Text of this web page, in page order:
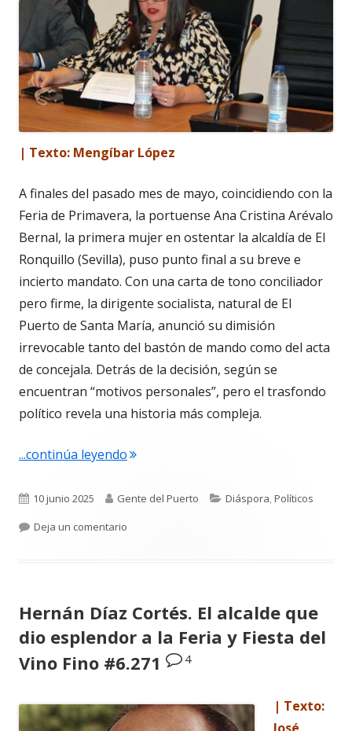
| Texto: Mengíbar López
A finales del pasado mes de mayo, coincidiendo con la
Feria de Primavera, la portuense Ana Cristina Arévalo
Bernal, la primera mujer en ostentar la alcaldía de El
Ronquillo (Sevilla), puso punto final a su breve e
incierto mandato. Con una carta de tono conciliador
pero firme, la dirigente socialista, natural de El
Puerto de Santa María, anunció su dimisión
irrevocable tanto del bastón de mando como del acta
de concejala. Detrás de la decisión, según se
encuentran “motivos personales”, pero el trasfondo
político revela una historia más compleja.
...continúa leyendo"La portuense Ana Cristina Arévalo
Publicado
el
10 junio 2025 Autor
Gente del Puerto Categorías
Diáspora,Políticos
Deja un comentario
Hernán Díaz Cortés. El alcalde que
dio esplendor a la Feria y Fiesta del
Vino Fino #6.271
4
| Texto: